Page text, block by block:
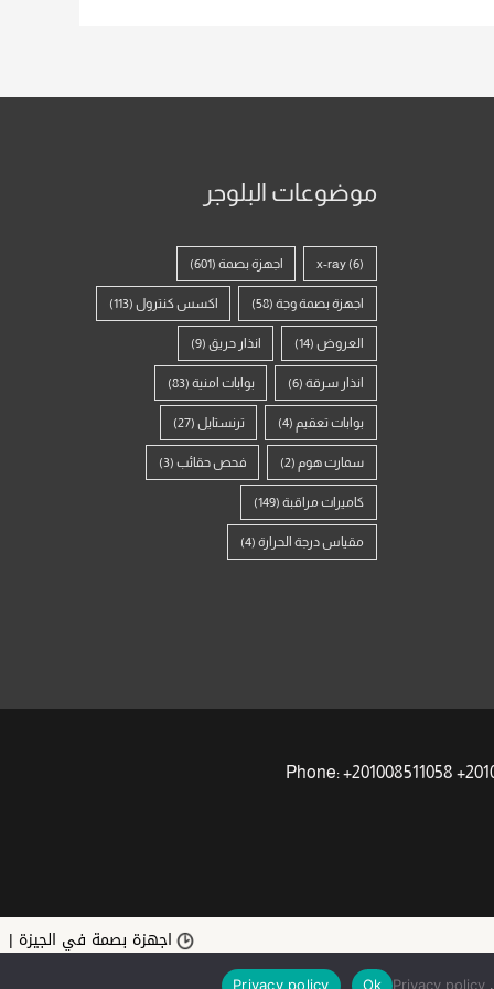
موضوعات البلوجر
x-ray (6) اجهزة بصمة (601)
اجهزة بصمة وجة(58) اكسس كنترول (113)
العروض(14) انذار حريق (9)
انذار سرقة(6) بوابات امنية (83)
بوابات تعقيم (4) ترنستايل (27)
سمارت هوم (2) فحص حقائب (3)
كاميرات مراقبة(149)
مقياس درجة الحرارة(4)
اجهزة بصمة في الجيزة |
Privacy policy
Ok
Privacy policy